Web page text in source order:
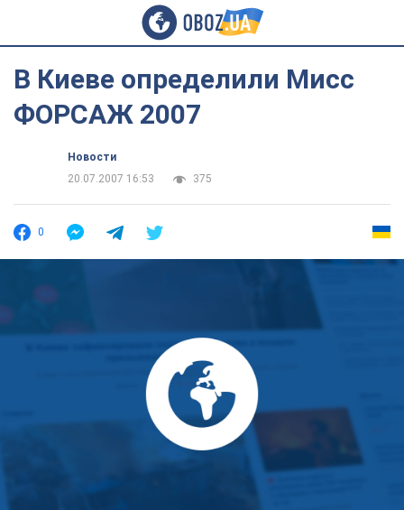
В Киеве определили Мисс
ФОРСАЖ 2007
Новости
20.07.2007 16:53
375
0